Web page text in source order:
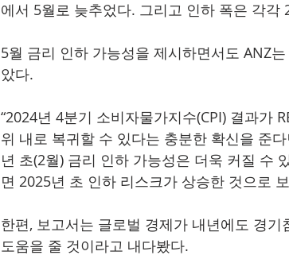
에서 5월로 늦추었다. 그리고 인하 폭은 각
5월 금리 인하 가능성을 제시하면서도 ANZ
았다.
“2024년 4분기 소비자물가지수(CPI) 결과가
위 내로 복귀할 수 있다는 충분한 확신을 준
년 초(2월) 금리 인하 가능성은 더욱 커질 수
면 2025년 초 인하 리스크가 상승한 것으로
한편, 보고서는 글로벌 경제가 내년에도 경
도움을 줄 것이라고 내다봤다.